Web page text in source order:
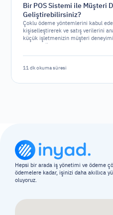
Bir POS Sistemi ile Müşteri
Geliştirebilirsiniz?
Çoklu ödeme yöntemlerini kabul
kişiselleştirerek ve satış verilerini
küçük işletmenizin müşteri
olabileceğini keşfedin.
11 dk okuma süresi
Hepsi bir arada iş yönetimi ve ödeme
ödemelere kadar, işinizi daha akıllıca
oluyoruz.